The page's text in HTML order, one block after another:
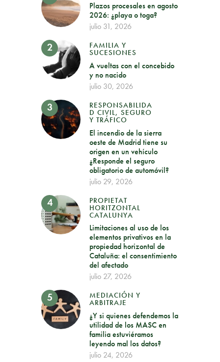
Plazos procesales en agosto
2026: ¿playa o toga?
julio 31, 2026
FAMILIA Y
SUCESIONES
A vueltas con el concebido
y no nacido
julio 30, 2026
RESPONSABILIDA
D CIVIL, SEGURO
Y TRÁFICO
El incendio de la sierra
oeste de Madrid tiene su
origen en un vehículo
¿Responde el seguro
obligatorio de automóvil?
julio 29, 2026
PROPIETAT
HORITZONTAL
CATALUNYA
Limitaciones al uso de los
elementos privativos en la
propiedad horizontal de
Cataluña: el consentimiento
del afectado
julio 27, 2026
MEDIACIÓN Y
ARBITRAJE
¿Y si quienes defendemos la
utilidad de los MASC en
familia estuviéramos
leyendo mal los datos?
julio 24, 2026